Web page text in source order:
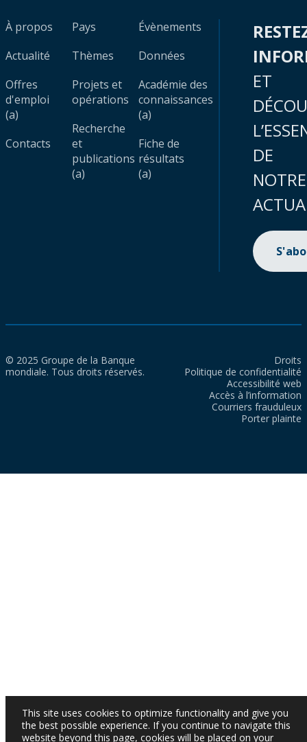
À propos
Actualité
Offres
d'emploi
(a)
Contacts
Pays
Thèmes
Projets et
opérations
Recherche
et
publications
(a)
Évènements
Données
Académie des
connaissances
(a)
Fiche de
résultats
(a)
ET
DE
NOTRE
© 2025 Groupe de la Banque
mondiale. Tous droits réservés.
Droits
Politique de confidentialité
Accessibilité web
Accès à l’information
Courriers frauduleux
Porter plainte
This site uses cookies to optimize functionality and give you
the best possible experience. If you continue to navigate this
website beyond this page, cookies will be placed on your